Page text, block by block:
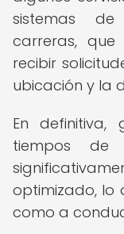
sistemas
carreras,
recibir
ubicación y la
En
tiempos de
optimizado, lo
como a